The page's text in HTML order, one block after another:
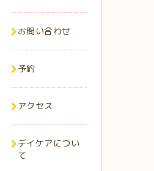
お問い合わせ
予約
アクセス
デイケアについ
て